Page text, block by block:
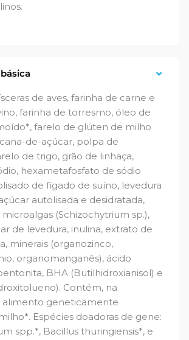
de aves, farinha de carne e
farinha de torresmo, óleo de
farelo de glúten de milho
de-açúcar, polpa de
de trigo, grão de linhaça,
hexametafosfato de sódio
de fígado de suíno, levedura
autolisada e desidratada,
(Schizochytrium sp.),
de levedura, inulina, extrato de
minerais (organozinco,
organomanganês), ácido
BHA (Butilhidroxianisol) e
Contém, na
alimento geneticamente
Espécies doadoras de gene:
spp.*, Bacillus thuringiensis*, e